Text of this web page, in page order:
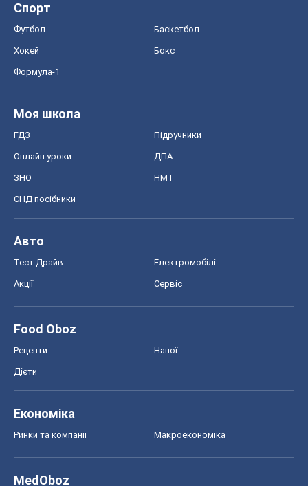
Спорт
Футбол Баскетбол
Хокей Бокс
Формула-1
Моя школа
ГДЗ Підручники
Онлайн уроки ДПА
ЗНО НМТ
СНД посібники
Авто
Тест Драйв Електромобілі
Акції Сервіс
Food Oboz
Рецепти Напої
Дієти
Економіка
Ринки та компанії Макроекономіка
MedOboz